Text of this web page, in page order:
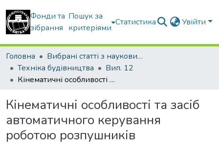
Фонди та
зібрання
Пошук за
критеріями
Статистика Увійти
Головна
Вибрані статті з наукових збірників КНУБА
Техніка будівництва
Вип. 12
Кінематичні особливості та засіб автоматичного керування роботою розпушників
Кінематичні особливості та засіб
автоматичного керування
роботою розпушників